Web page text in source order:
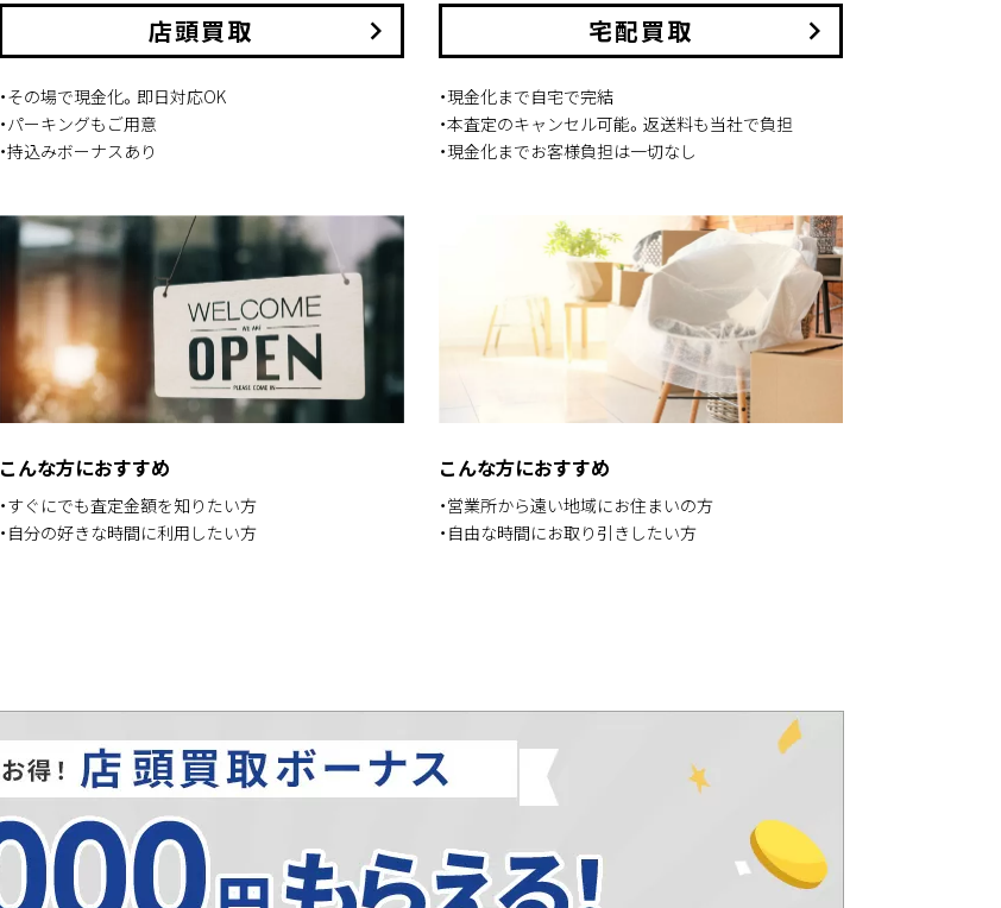
店頭買取 keyboard_arrow_right
・その場で現金化。即日対応OK
・パーキングもご用意
・持込みボーナスあり
こんな方におすすめ
・すぐにでも査定金額を知りたい方
・自分の好きな時間に利用したい方
宅配買取 keyboard_arrow_right
・現金化まで自宅で完結
・本査定のキャンセル可能。返送料も当社で負担
・現金化までお客様負担は一切なし
こんな方におすすめ
・営業所から遠い地域にお住まいの方
・自由な時間にお取り引きしたい方